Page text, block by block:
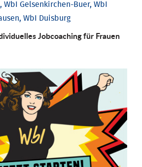
Gelsenkirchen-Buer, WbI
WbI Duisburg
Job­coaching für Frauen